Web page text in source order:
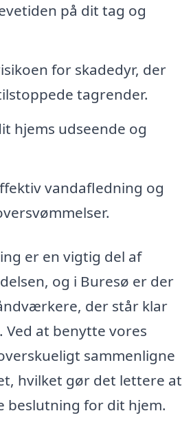
på dit tag og
for skadedyr, der
tagrender.
hjems udseende og
vandafledning og
er en vigtig del af
og i Buresø er der
der står klar
at benytte vores
sammenligne
hvilket gør det lettere at
for dit hjem.